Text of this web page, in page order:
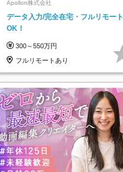
Apollon株式会社
データ入力/完全在宅・フルリモート
OK！
300～550万円
フルリモートあり